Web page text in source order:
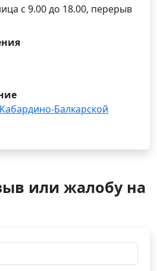
с 9.00 до 18.00, перерыв
Балкарской
или жалобу на